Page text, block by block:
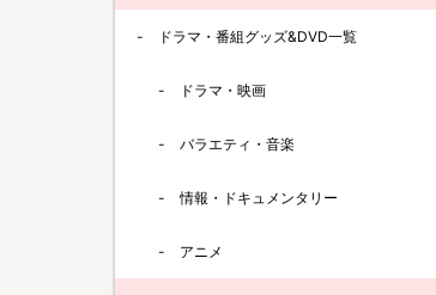
ドラマ・番組グッズ&DVD一覧
ドラマ・映画
バラエティ・音楽
情報・ドキュメンタリー
アニメ